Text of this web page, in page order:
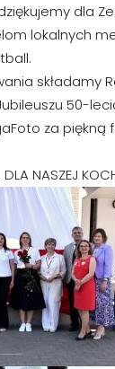
dla
lokalnych
składamy
50-
za
NASZEJ